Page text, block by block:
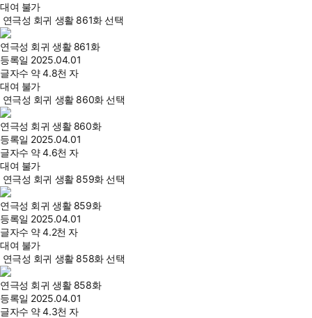
대여 불가
연극성 회귀 생활 861화 선택
연극성 회귀 생활 861화
등록일 2025.04.01
글자수 약 4.8천 자
대여 불가
연극성 회귀 생활 860화 선택
연극성 회귀 생활 860화
등록일 2025.04.01
글자수 약 4.6천 자
대여 불가
연극성 회귀 생활 859화 선택
연극성 회귀 생활 859화
등록일 2025.04.01
글자수 약 4.2천 자
대여 불가
연극성 회귀 생활 858화 선택
연극성 회귀 생활 858화
등록일 2025.04.01
글자수 약 4.3천 자